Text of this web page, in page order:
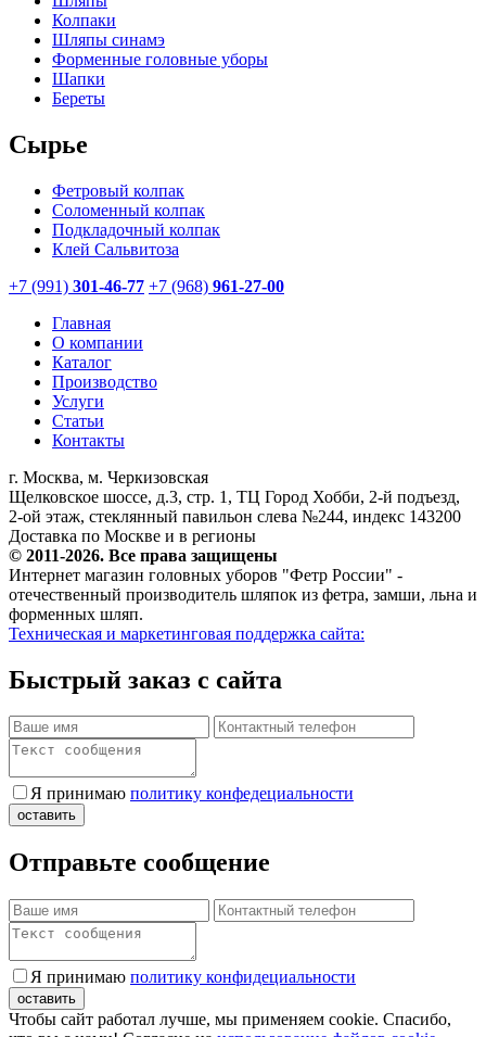
Колпаки
Шляпы синамэ
Форменные головные уборы
Шапки
Береты
Сырье
Фетровый колпак
Соломенный колпак
Подкладочный колпак
Клей Сальвитоза
+7 (991) 301-46-77 +7 (968) 961-27-00
Главная
О компании
Каталог
Производство
Услуги
Статьи
Контакты
г. Москва, м. Черкизовская
Щелковское шоссе, д.3, стр. 1, ТЦ Город Хобби, 2-й подъезд,
2-ой этаж, стеклянный павильон слева №244, индекс 143200
Доставка по Москве и в регионы
© 2011-2026. Все права защищены
Интернет магазин головных уборов "Фетр России" -
отечественный производитель шляпок из фетра, замши, льна и
форменных шляп.
Техническая и маркетинговая поддержка сайта:
Быстрый заказ с сайта
Я принимаю политику конфедециальности
Отправьте сообщение
Я принимаю политику конфидециальности
Чтобы сайт работал лучше, мы применяем cookie. Спасибо,